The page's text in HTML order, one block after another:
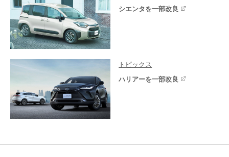
シエンタを一部改良
トピックス
ハリアーを一部改良